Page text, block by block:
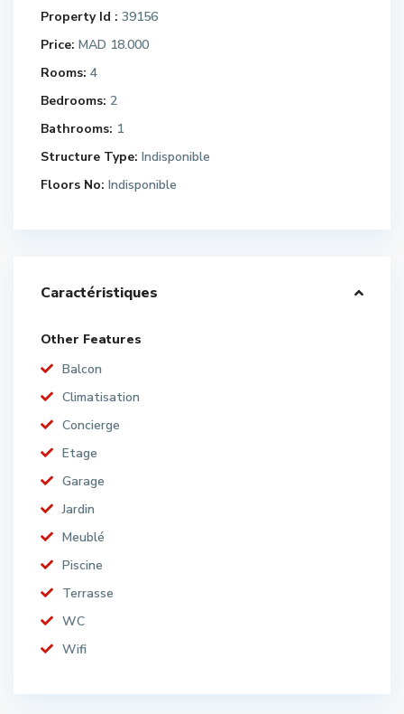
Property Id : 39156
Price: MAD 18.000
Rooms: 4
Bedrooms: 2
Bathrooms: 1
Structure Type: Indisponible
Floors No: Indisponible
Caractéristiques
Other Features
Balcon
Climatisation
Concierge
Etage
Garage
Jardin
Meublé
Piscine
Terrasse
WC
Wifi